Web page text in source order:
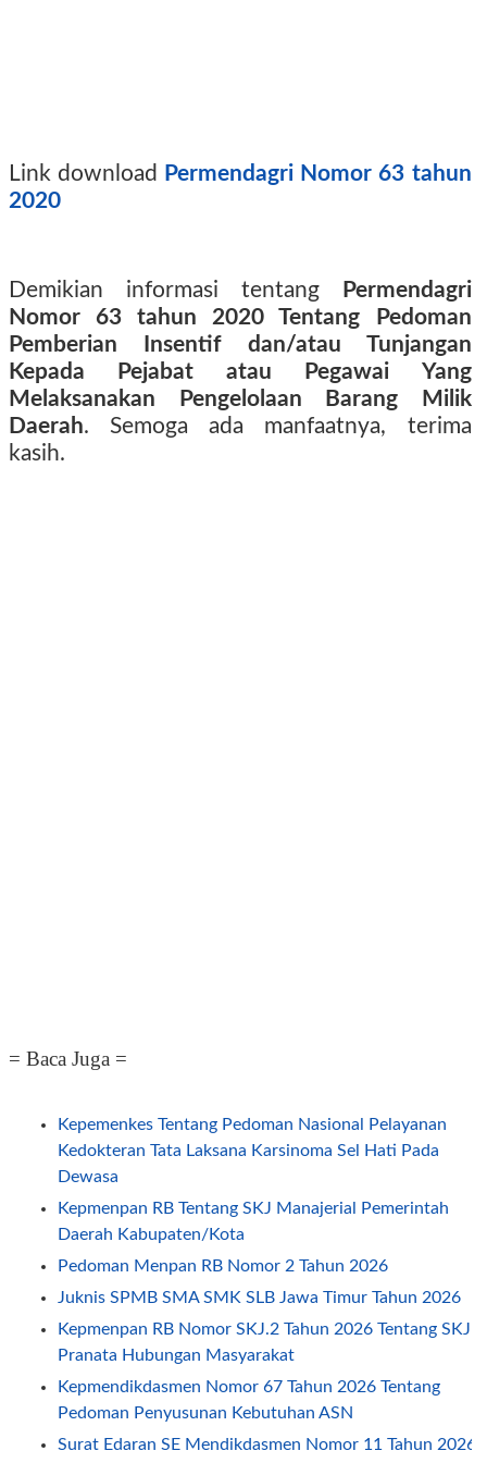
Link download
Permendagri Nomor 63 tahun
2020
Demikian informasi tentang
Permendagri
Nomor 63 tahun 2020 Tentang Pedoman
Pemberian Insentif dan/atau Tunjangan
Kepada Pejabat atau Pegawai Yang
Melaksanakan Pengelolaan Barang Milik
Daerah. Semoga ada manfaatnya, terima
kasih.
= Baca Juga =
Kepemenkes Tentang Pedoman Nasional Pelayanan
Kedokteran Tata Laksana Karsinoma Sel Hati Pada
Dewasa
Kepmenpan RB Tentang SKJ Manajerial Pemerintah
Daerah Kabupaten/Kota
Pedoman Menpan RB Nomor 2 Tahun 2026
Juknis SPMB SMA SMK SLB Jawa Timur Tahun 2026
Kepmenpan RB Nomor SKJ.2 Tahun 2026 Tentang SKJ
Pranata Hubungan Masyarakat
Kepmendikdasmen Nomor 67 Tahun 2026 Tentang
Pedoman Penyusunan Kebutuhan ASN
Surat Edaran SE Mendikdasmen Nomor 11 Tahun 2026